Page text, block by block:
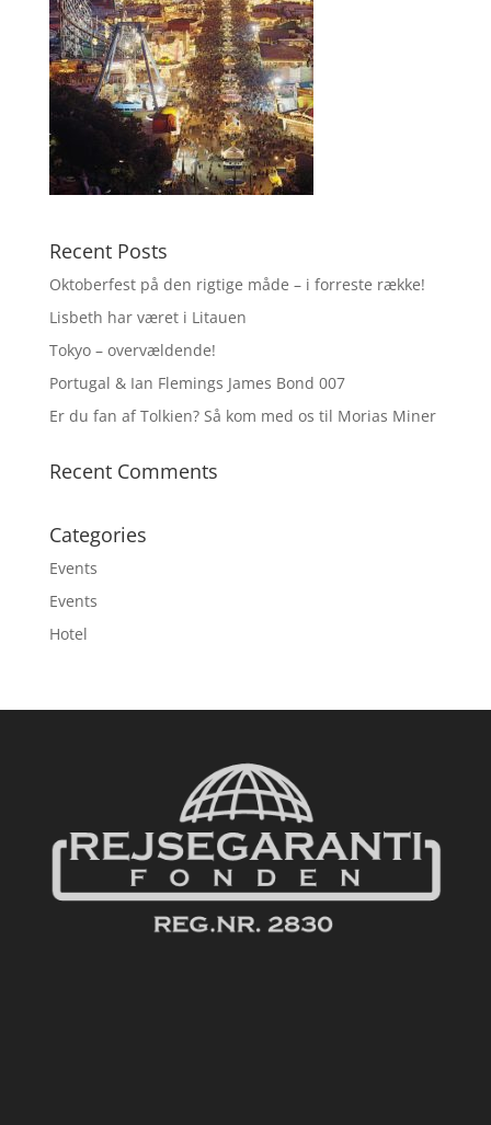
Recent Posts
Oktoberfest på den rigtige måde – i forreste række!
Lisbeth har været i Litauen
Tokyo – overvældende!
Portugal & Ian Flemings James Bond 007
Er du fan af Tolkien? Så kom med os til Morias Miner
Recent Comments
Categories
Events
Events
Hotel